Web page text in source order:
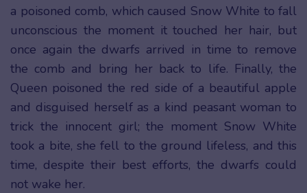
a poisoned comb, which caused Snow White to fall
unconscious the moment it touched her hair, but
once again the dwarfs arrived in time to remove
the comb and bring her back to life. Finally, the
Queen poisoned the red side of a beautiful apple
and disguised herself as a kind peasant woman to
trick the innocent girl; the moment Snow White
took a bite, she fell to the ground lifeless, and this
time, despite their best efforts, the dwarfs could
not wake her.